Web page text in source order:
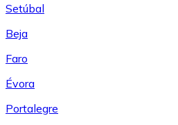
Setúbal
Beja
Faro
Évora
Portalegre